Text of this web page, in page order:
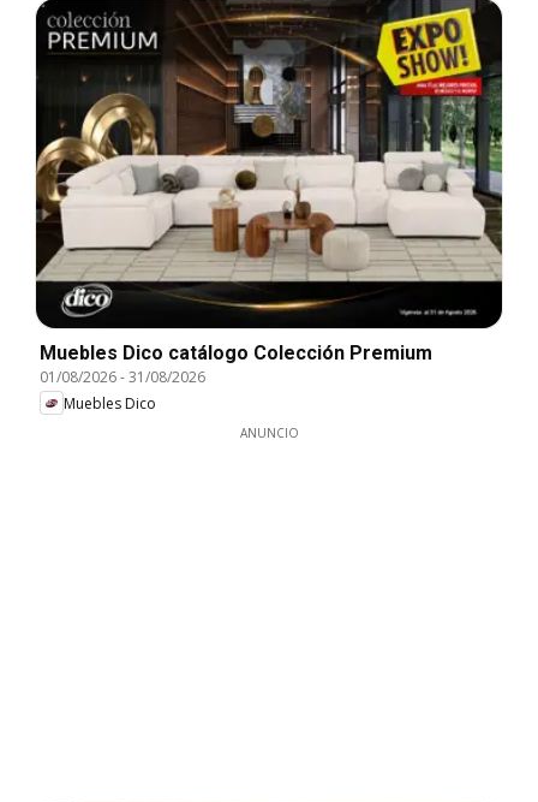
Muebles Dico catálogo Colección Premium
01/08/2026-31/08/2026
Muebles Dico
ANUNCIO